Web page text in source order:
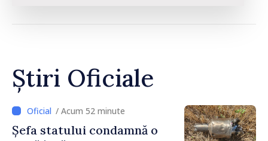
Știri Oficiale
/ Acum 52 minute
Șefa statului condamnă o